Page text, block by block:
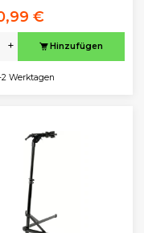
€
+ Hinzufügen
2 Werktagen